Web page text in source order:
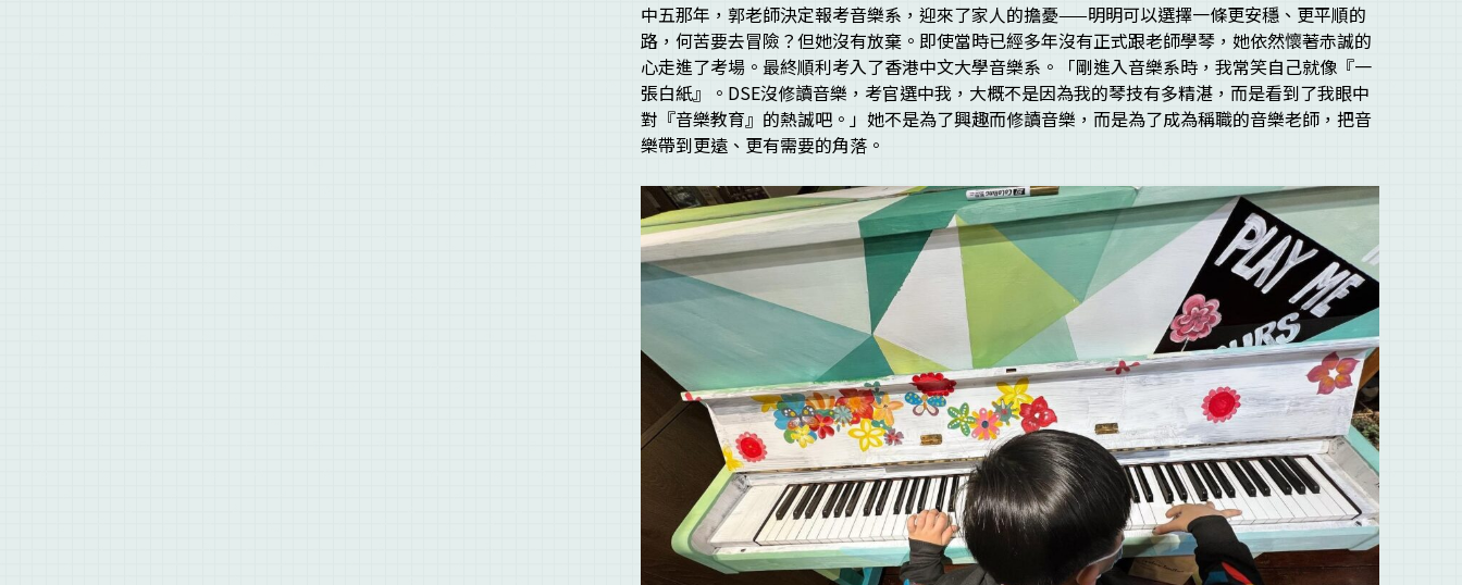
中五那年，郭老師決定報考音樂系，迎來了家人的擔憂——明明可以選擇一條更安穩、更平順的
路，何苦要去冒險？但她沒有放棄。即使當時已經多年沒有正式跟老師學琴，她依然懷著赤誠的
心走進了考場。最終順利考入了香港中文大學音樂系。「剛進入音樂系時，我常笑自己就像『一
張白紙』。DSE沒修讀音樂，考官選中我，大概不是因為我的琴技有多精湛，而是看到了我眼中
對『音樂教育』的熱誠吧。」她不是為了興趣而修讀音樂，而是為了成為稱職的音樂老師，把音
樂帶到更遠、更有需要的角落。